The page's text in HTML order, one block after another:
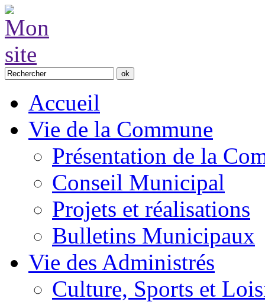
Accueil
Vie de la Commune
Présentation de la
Conseil Municipal
Projets et réalisations
Bulletins Municipaux
Vie des Administrés
Culture, Sports et